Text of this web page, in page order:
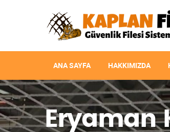
ANA SAYFA HAKKIMIZDA
Eryaman